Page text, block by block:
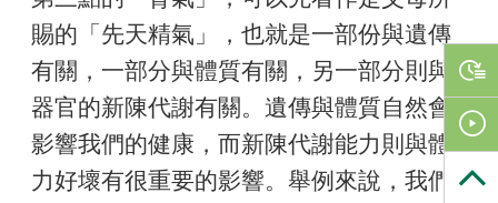
賜的「先天精氣」，也就是一部份與遺傳
有關，一部分與體質有關，另一部分則與
器官的新陳代謝有關。遺傳與體質自然會
影響我們的健康，而新陳代謝能力則與體
力好壞有很重要的影響。舉例來說，我們